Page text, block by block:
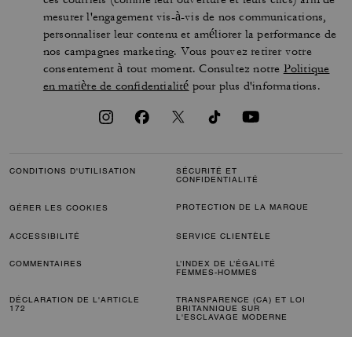
mesurer l'engagement vis-à-vis de nos communications,
personnaliser leur contenu et améliorer la performance de
nos campagnes marketing. Vous pouvez retirer votre
consentement à tout moment. Consultez notre Politique
en matière de confidentialité pour plus d'informations.
CONDITIONS D'UTILISATION
SÉCURITÉ ET
CONFIDENTIALITÉ
GÉRER LES COOKIES PROTECTION DE LA MARQUE
ACCESSIBILITÉ SERVICE CLIENTÈLE
COMMENTAIRES
L’INDEX DE L’ÉGALITÉ
FEMMES-HOMMES
DÉCLARATION DE L'ARTICLE
172
TRANSPARENCE (CA) ET LOI
BRITANNIQUE SUR
L'ESCLAVAGE MODERNE